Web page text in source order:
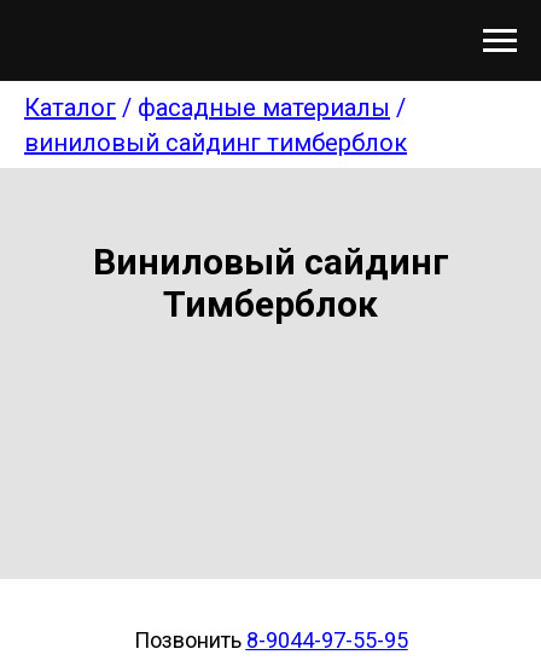
Каталог / фасадные материалы /
виниловый сайдинг тимберблок
Виниловый сайдинг
Тимберблок
Позвонить 8-9044-97-55-95